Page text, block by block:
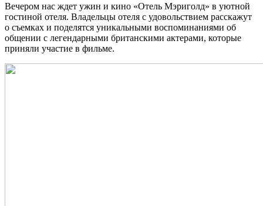
Вечером нас ждет ужин и кино «Отель Мэриголд» в уютной
гостиной отеля. Владельцы отеля с удовольствием расскажут
о съемках и поделятся уникальными воспоминаниями об
общении с легендарными британскими актерами, которые
приняли участие в фильме.